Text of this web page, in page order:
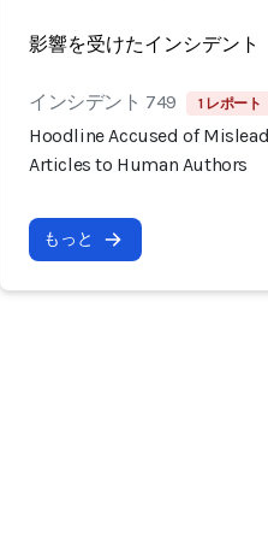
影響を受けたインシデント
インシデント 749 1 レポート
Hoodline Accused of
Articles to Human Authors
もっと